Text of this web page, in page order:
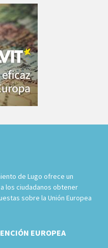
de Lugo ofrece un
los ciudadanos obtener
sobre la Unión Europea
EUROPEA